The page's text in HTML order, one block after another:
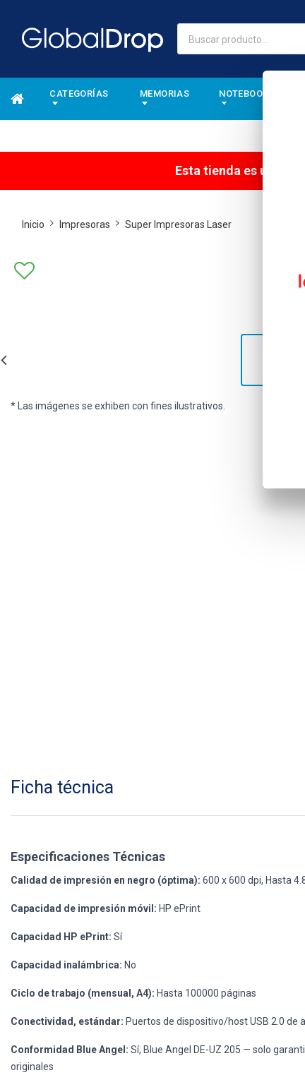
CATEGORÍAS MEMORIAS NOTEBOOKS
Esta tienda es una
Inicio Impresoras Super Impresoras Laser
* Las imágenes se exhiben con fines ilustrativos.
Ficha técnica
Especificaciones Técnicas
Calidad de impresión en negro (óptima): 600 x 600 dpi, Hasta
Capacidad de impresión móvil: HP ePrint
Capacidad HP ePrint: Sí
Capacidad inalámbrica: No
Ciclo de trabajo (mensual, A4): Hasta 100000 páginas
Conectividad, estándar: Puertos de dispositivo/host USB 2.0 de
Conformidad Blue Angel: Sí, Blue Angel DE-UZ 205 — solo
originales